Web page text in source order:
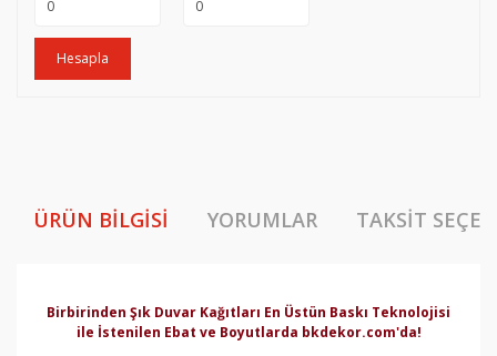
Hesapla
ÜRÜN BILGISI YORUMLAR TAKSIT
Birbirinden Şık Duvar Kağıtları En Üstün Baskı Teknolojisi
ile İstenilen Ebat ve Boyutlarda bkdekor.com'da!